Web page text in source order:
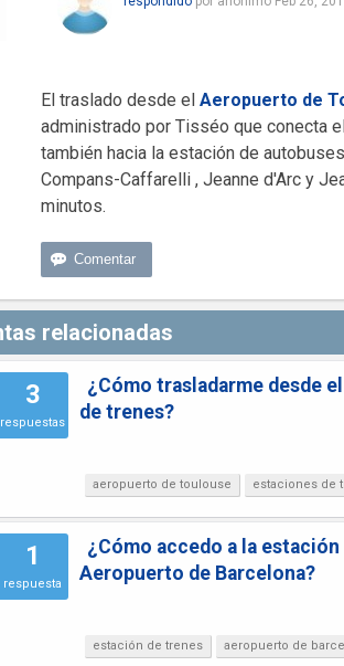
El traslado desde el Aeropuerto de
administrado por Tisséo que conecta
también hacia la estación de
Compans-Caffarelli , Jeanne d'Arc y
minutos.
relacionadas
3
respuestas
¿Cómo trasladarme desde
de trenes?
aeropuerto de toulouse estaciones de
1
respuesta
¿Cómo accedo a la
Aeropuerto de Barcelona?
estación de trenes aeropuerto de